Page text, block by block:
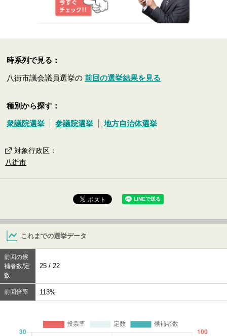
時系列で見る：
八街市議会議員選挙の前回の選挙結果を見る
種別から探す：
衆議院選挙 参議院選挙 地方自治体選挙
対象行政区 ：
八街市
これまでの選挙データ
前回の候
補者数/定
数
25 / 22
前回倍率 113%